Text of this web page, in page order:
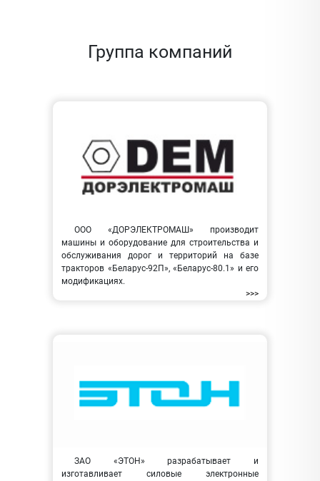
Группа компаний
ООО «ДОРЭЛЕКТРОМАШ» производит
машины и оборудование для строительства и
обслуживания дорог и территорий на базе
тракторов «Беларус-92П», «Беларус-80.1» и его
модификациях.
>>>
ЗАО «ЭТОН» разрабатывает и
изготавливает силовые электронные